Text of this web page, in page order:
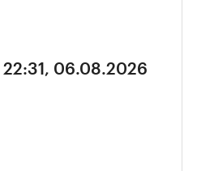
22:31, 06.08.2026